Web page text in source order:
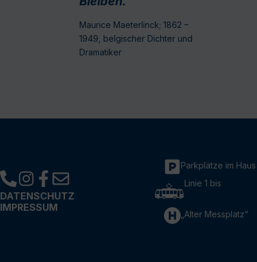
Maurice Maeterlinck; 1862 –
1949, belgischer Dichter und
Dramatiker
DATENSCHUTZ
IMPRESSUM
Parkplätze im Haus
Linie 1 bis
„Alter Messplatz“